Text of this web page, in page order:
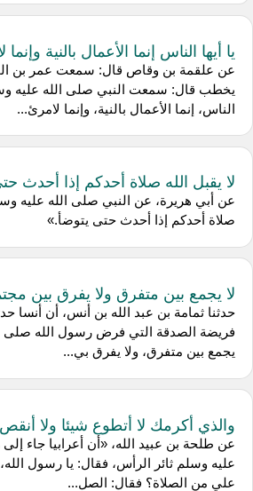
يا أيها الناس إنما الأعمال بالنية
عن ‌علقمة بن وقاص قال: سمعت ‌عمر بن
يخطب قال: سمعت النبي صلى الله عليه
الناس، إنما الأعمال بالنية، وإنما لامرئ...
لا يقبل الله صلاة أحدكم إذا أحدث
عن ‌أبي هريرة، عن النبي صلى الله عليه
صلاة أحدكم إذا أحدث حتى يتوضأ.»
لا يجمع بين متفرق ولا يفرق بين
حدثنا ‌ثمامة بن عبد الله بن أنس، أن ‌أنسا
فريضة الصدقة التي فرض رسول الله صلى
يجمع بين متفرق، ولا يفرق بي...
والذي أكرمك لا أتطوع شيئا ولا
عن ‌طلحة بن عبيد الله، «أن أعرابيا جاء
عليه وسلم ثائر الرأس، فقال: يا رسول
علي من الصلاة؟ فقال: الصل...